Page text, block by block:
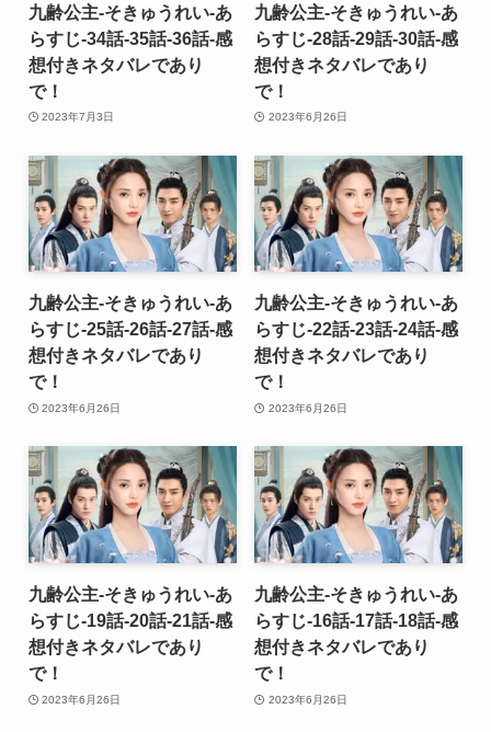
九齢公主-そきゅうれい-あ
らすじ-34話-35話-36話-感
想付きネタバレであり
で！
2023年7月3日
九齢公主-そきゅうれい-あ
らすじ-28話-29話-30話-感
想付きネタバレであり
で！
2023年6月26日
九齢公主-そきゅうれい-あ
らすじ-25話-26話-27話-感
想付きネタバレであり
で！
2023年6月26日
九齢公主-そきゅうれい-あ
らすじ-22話-23話-24話-感
想付きネタバレであり
で！
2023年6月26日
九齢公主-そきゅうれい-あ
らすじ-19話-20話-21話-感
想付きネタバレであり
で！
2023年6月26日
九齢公主-そきゅうれい-あ
らすじ-16話-17話-18話-感
想付きネタバレであり
で！
2023年6月26日